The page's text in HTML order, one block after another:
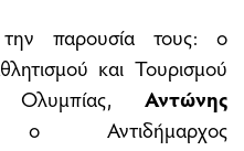
παρουσία τους: ο
και Τουρισμού
Αντώνης